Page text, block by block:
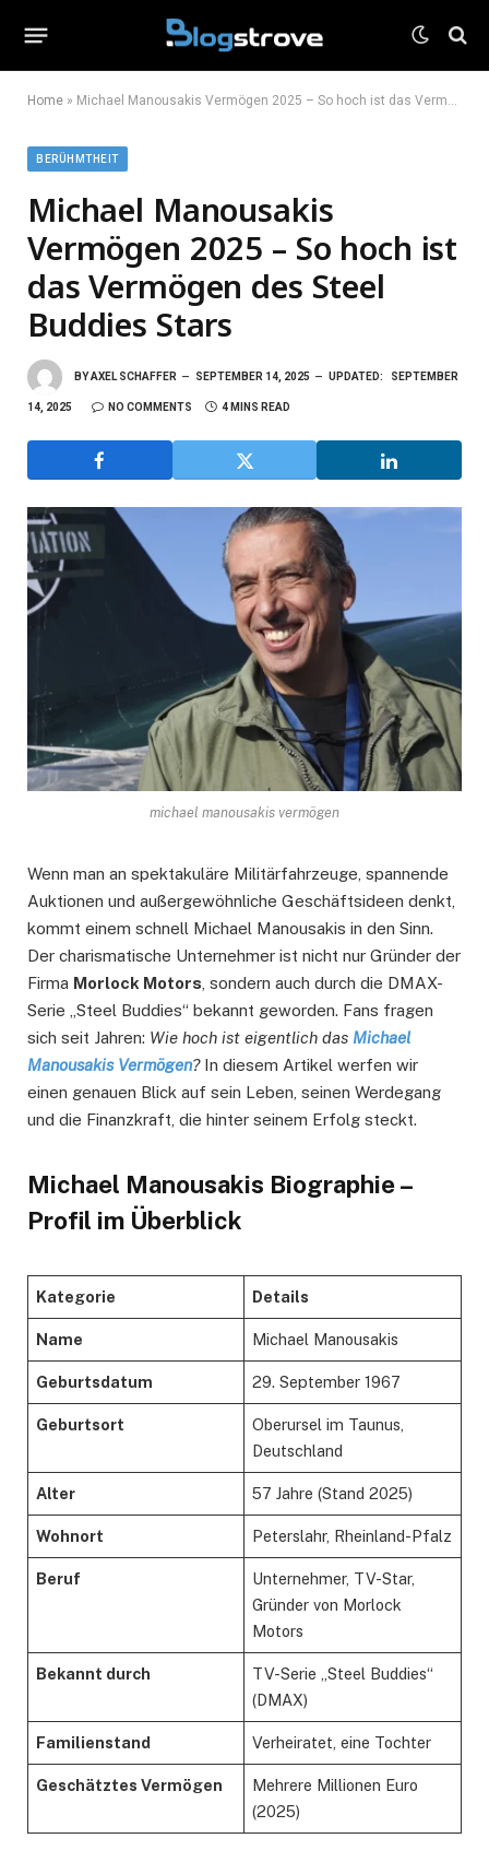
Home » Michael Manousakis Vermögen 2025 – So hoch ist das Vermögen des Steel Buddies Stars
BERÜHMTHEIT
Michael Manousakis
Vermögen 2025 – So hoch ist
das Vermögen des Steel
Buddies Stars
BYAXEL SCHAFFER SEPTEMBER 14, 2025 UPDATED: SEPTEMBER
14, 2025 NO COMMENTS 4 MINS READ
michael manousakis vermögen
Wenn man an spektakuläre Militärfahrzeuge, spannende
Auktionen und außergewöhnliche Geschäftsideen denkt,
kommt einem schnell Michael Manousakis in den Sinn.
Der charismatische Unternehmer ist nicht nur Gründer der
Firma Morlock Motors, sondern auch durch die DMAX-
Serie „Steel Buddies“ bekannt geworden. Fans fragen
sich seit Jahren: Wie hoch ist eigentlich das Michael
Manousakis Vermögen?In diesem Artikel werfen wir
einen genauen Blick auf sein Leben, seinen Werdegang
und die Finanzkraft, die hinter seinem Erfolg steckt.
Michael Manousakis Biographie –
Profil im Überblick
Kategorie Details
Name Michael Manousakis
Geburtsdatum 29. September 1967
Geburtsort
Oberursel im Taunus,
Deutschland
Alter 57 Jahre (Stand 2025)
Wohnort Peterslahr, Rheinland-Pfalz
Beruf
Unternehmer, TV-Star,
Gründer von Morlock
Motors
Bekannt durch
TV-Serie „Steel Buddies“
(DMAX)
Familienstand Verheiratet, eine Tochter
Geschätztes Vermögen
Mehrere Millionen Euro
(2025)